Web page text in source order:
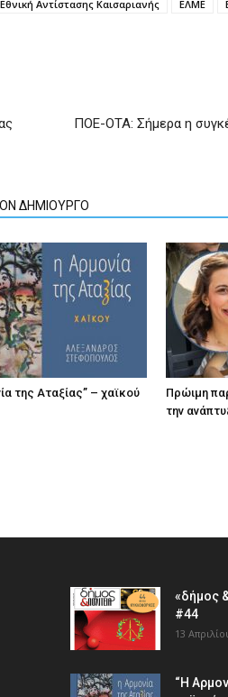
Εθνική Αντίστασης Καισαριανής ΕΛΜΕ
ΠΟΕ-ΟΤΑ: Σήμερα η
ΔΗΜΙΟΥΡΓΟ
της Αταξίας” – χαϊκού
Πρώιμη
την
«δήμος
#44
13
“Η